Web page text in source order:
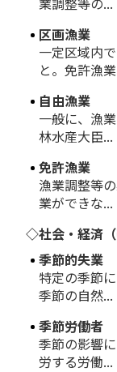
区画漁業
一定区域内
と。免許漁
自由漁業
一般に、漁
林水産大臣...
免許漁業
漁業調整等
業ができな...
◇社会・経済（
季節的失業
特定の季節
季節の自然...
季節労働者
季節の影響
労する労働...